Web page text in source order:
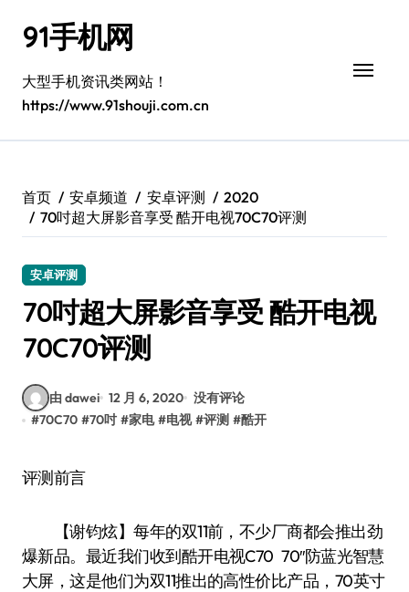
91手机网
大型手机资讯类网站！
https://www.91shouji.com.cn
首页 安卓频道 安卓评测
2020
70吋超大屏影音享受 酷开电视70C70评测
安卓评测
70吋超大屏影音享受 酷开电视
70C70评测
由 dawei 12 月 6, 2020 没有评论
#70C70 #70吋 #家电 #电视 #评测 #酷开
评测前言
【谢钧炫】每年的双11前，不少厂商都会推出劲
爆新品。最近我们收到酷开电视C70 70″防蓝光智慧
大屏，这是他们为双11推出的高性价比产品，70英寸